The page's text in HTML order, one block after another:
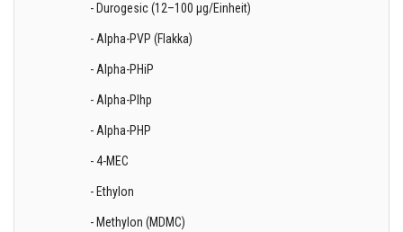
- Durogesic (12–100 µg/Einheit)
- Alpha-PVP (Flakka)
- Alpha-PHiP
- Alpha-PIhp
- Alpha-PHP
- 4-MEC
- Ethylon
- Methylon (MDMC)